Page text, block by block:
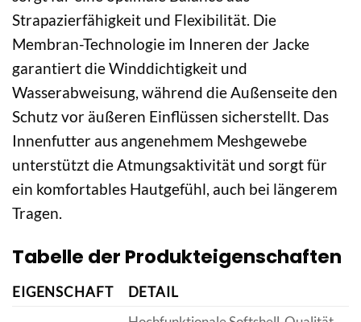
Strapazierfähigkeit und Flexibilität. Die
Membran-Technologie im Inneren der Jacke
garantiert die Winddichtigkeit und
Wasserabweisung, während die Außenseite den
Schutz vor äußeren Einflüssen sicherstellt. Das
Innenfutter aus angenehmem Meshgewebe
unterstützt die Atmungsaktivität und sorgt für
ein komfortables Hautgefühl, auch bei längerem
Tragen.
Tabelle der Produkteigenschaften
EIGENSCHAFT
DETAIL